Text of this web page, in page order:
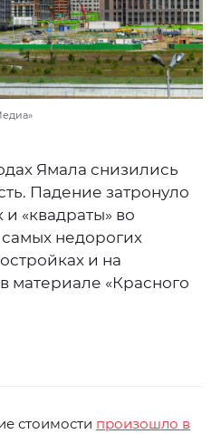
Ямала снизились
Падение затронуло
и «квадраты» во
недорогих
и на
материале «Красного
стоимости произошло в